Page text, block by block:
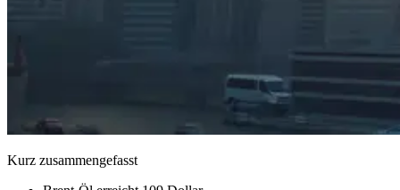
Kurz zusammengefasst